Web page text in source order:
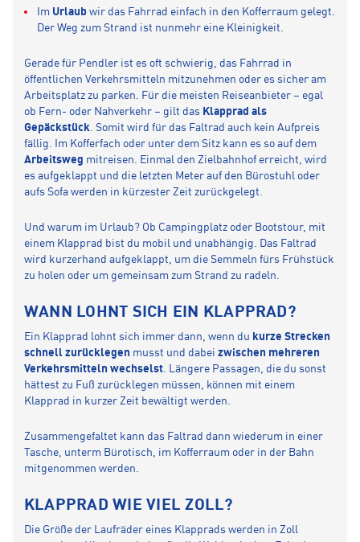
Im Urlaub wir das Fahrrad einfach in den Kofferraum gelegt.
Der Weg zum Strand ist nunmehr eine Kleinigkeit.
Gerade für Pendler ist es oft schwierig, das Fahrrad in
öffentlichen Verkehrsmitteln mitzunehmen oder es sicher am
Arbeitsplatz zu parken. Für die meisten Reiseanbieter – egal
ob Fern- oder Nahverkehr – gilt das Klapprad als
Gepäckstück. Somit wird für das Faltrad auch kein Aufpreis
fällig. Im Kofferfach oder unter dem Sitz kann es so auf dem
Arbeitsweg mitreisen. Einmal den Zielbahnhof erreicht, wird
es aufgeklappt und die letzten Meter auf den Bürostuhl oder
aufs Sofa werden in kürzester Zeit zurückgelegt.
Und warum im Urlaub? Ob Campingplatz oder Bootstour, mit
einem Klapprad bist du mobil und unabhängig. Das Faltrad
wird kurzerhand aufgeklappt, um die Semmeln fürs Frühstück
zu holen oder um gemeinsam zum Strand zu radeln.
WANN LOHNT SICH EIN KLAPPRAD?
Ein Klapprad lohnt sich immer dann, wenn du kurze Strecken
schnell zurücklegen musst und dabei zwischen mehreren
Verkehrsmitteln wechselst. Längere Passagen, die du sonst
hättest zu Fuß zurücklegen müssen, können mit einem
Klapprad in kurzer Zeit bewältigt werden.
Zusammengefaltet kann das Faltrad dann wiederum in einer
Tasche, unterm Bürotisch, im Kofferraum oder in der Bahn
mitgenommen werden.
KLAPPRAD WIE VIEL ZOLL?
Die Größe der Laufräder eines Klapprads werden in Zoll